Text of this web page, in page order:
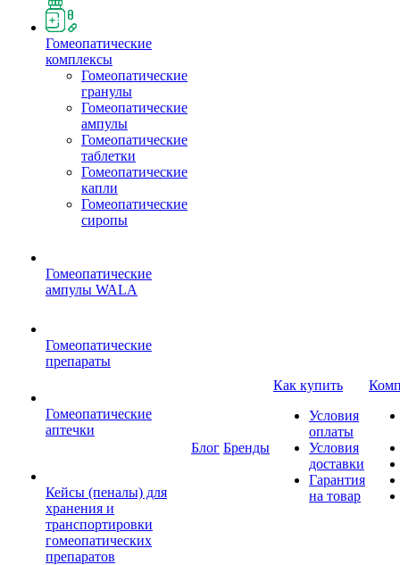
Гомеопатические
комплексы
Гомеопатические
гранулы
Гомеопатические
ампулы
Гомеопатические
таблетки
Гомеопатические
капли
Гомеопатические
сиропы
Гомеопатические
ампулы WALA
Гомеопатические
препараты
Гомеопатические
аптечки
Кейсы (пеналы) для
хранения и
транспортировки
гомеопатических
препаратов
Блог Бренды
Как купить
Условия
оплаты
Условия
доставки
Гарантия
на товар